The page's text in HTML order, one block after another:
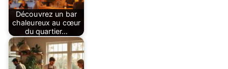
Découvrez un bar
chaleureux au cœur
du quartier…